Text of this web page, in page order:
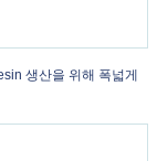
생산을 위해 폭넓게